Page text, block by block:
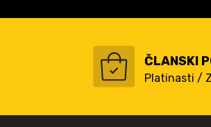
ČLANSKI
Platinasti /